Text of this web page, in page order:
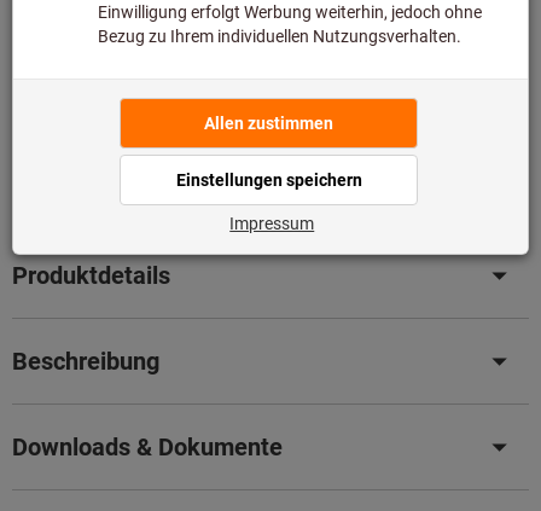
Original-Nachschliff für Original Leistung– Senken Sie
jetzt ganz einfach Ihre Kosten mit unserem
professionellen Nachschleifservice.
Artikel teilen
Produktdetails
Beschreibung
Downloads & Dokumente